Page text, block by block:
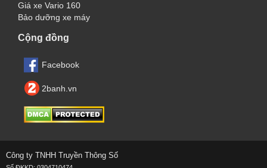
Giá xe Vario 160
Bảo dưỡng xe máy
Cộng đồng
Facebook
2banh.vn
Công ty TNHH Truyền Thông Số